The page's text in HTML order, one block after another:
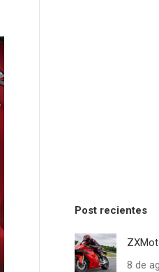
Post recientes
8 de